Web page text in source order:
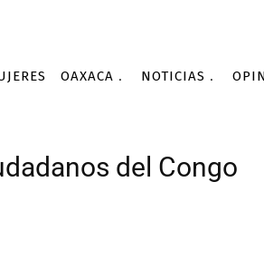
OAXACA NOTICIAS
del Congo